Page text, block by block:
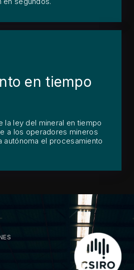
en tiempo
la ley del mineral en tiempo
a los operadores mineros
autónoma el procesamiento